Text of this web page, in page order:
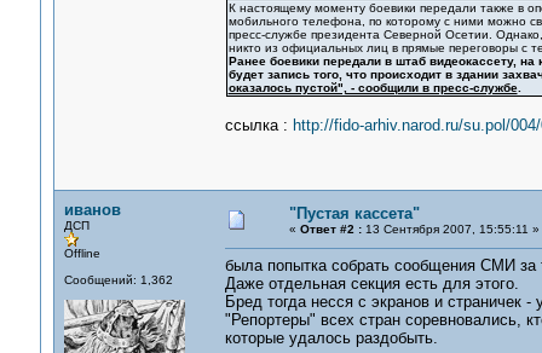
К настоящему моменту боевики передали также в
мобильного телефона, по которому с ними можно
пресс-службе президента Северной Осетии.
никто из официальных лиц в прямые переговоры с
Ранее боевики передали в штаб видеокассету, на
будет запись того, что происходит в здании
оказалось пустой", - сообщили в пресс-службе.
ссылка : http://fido-arhiv.narod.ru/su.pol/
иванов
ДСП
Offline
Сообщений: 1,362
"Пустая кассета"
« Ответ #2 :13 Сентября 2007, 15:55:11 »
была попытка собрать сообщения СМИ за
Даже отдельная секция есть для этого.
Бред тогда несся с экранов и страничек
"Репортеры" всех стран соревновались,
которые удалось раздобыть.